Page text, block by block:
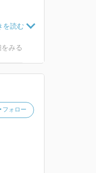
を読
、ソ
みる
フォロー